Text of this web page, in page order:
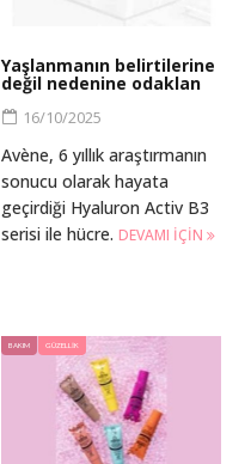
Yaşlanmanın belirtilerine
değil nedenine odaklan
16/10/2025
Avène, 6 yıllık araştırmanın
sonucu olarak hayata
geçirdiği Hyaluron Activ B3
serisi ile hücre. DEVAMI IÇIN
BAKIM GÜZELLIK